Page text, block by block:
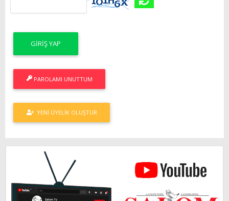
PAROLAMI UNUTTUM
YENI ÜYELIK OLUŞTUR